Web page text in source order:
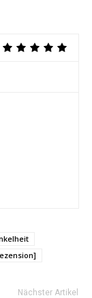
Nächster Artikel